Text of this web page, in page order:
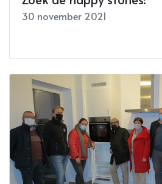
30 november 2021